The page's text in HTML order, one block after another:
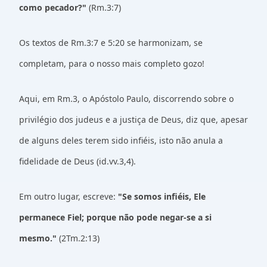
como pecador?" (Rm.3:7)
Os textos de Rm.3:7 e 5:20 se harmonizam, se
completam, para o nosso mais completo gozo!
Aqui, em Rm.3, o Apóstolo Paulo, discorrendo sobre o
privilégio dos judeus e a justiça de Deus, diz que, apesar
de alguns deles terem sido infiéis, isto não anula a
fidelidade de Deus (id.vv.3,4).
Em outro lugar, escreve: "Se somos infiéis, Ele
permanece Fiel; porque não pode negar-se a si
mesmo." (2Tm.2:13)